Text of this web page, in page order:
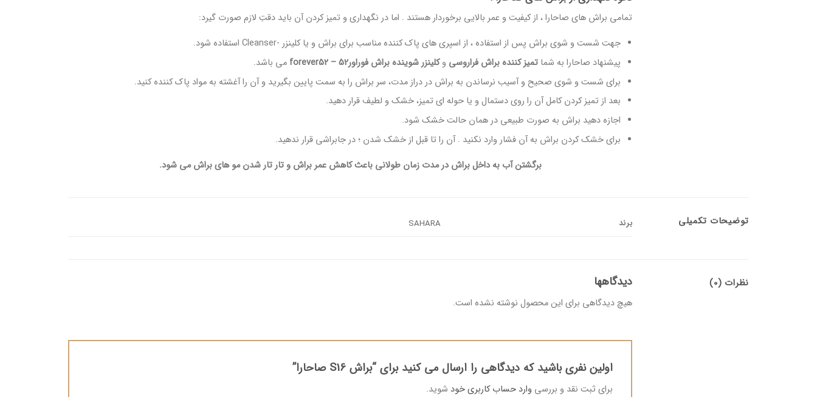
تمامی براش های صاحارا ، از کیفیت و عمر بالایی برخوردار هستند . اما در نگهداری و تمیز کردن آن باید دقتِ لازم صورت گیرد:
جهت شست و شوی براش پس از استفاده ، از اسپری های پاک کننده مناسب برای براش و یا کلینزر -Cleanser استفاده شود.
پیشنهاد صاحارا به شما تمیز کننده براش فراروسی وکلینزر شوینده براش فوراور52 – forever52
می باشد.
برای شست و شوی صحیح و آسیب نرساندن به براش در دراز مدت، سر براش را به سمت پایین بگیرید و آن را آغشته به مواد پاک کننده کنید.
بعد از تمیز کردن کامل آن را روی دستمال و یا حوله ای تمیز، خشک و لطیف قرار دهید.
اجازه دهید براش به صورت طبیعی در همان حالت خشک شود.
برای خشک کردن براش به آن فشار وارد نکنید . آن را تا قبل از خشک شدن ؛ در جابراشی قرار ندهید.
برگشتن آب به داخل براش در مدت زمان طولانی باعث کاهش عمر براش و تار تار شدن مو های براش می شود.
توضیحات تکمیلی برند SAHARA
نظرات (0) دیدگاهها
هیچ دیدگاهی برای این محصول نوشته نشده است.
اولین نفری باشید که دیدگاهی را ارسال می کنید برای “براش S16 صاحارا”
برای ثبت نقد و بررسی وارد حساب کاربری خود شوید.